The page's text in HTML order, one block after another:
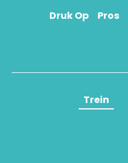
Druk Op Pros
Trein